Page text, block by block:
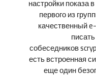
настройки показа
первого из
качественный
собеседников
есть встроенная
еще один